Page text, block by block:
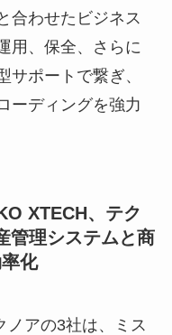
合わせたビジネス
用、保全、さらに
サポートで繋ぎ、
ーディングを強力
XTECH、テク
管理システムと商
化
ノアの3社は、ミス